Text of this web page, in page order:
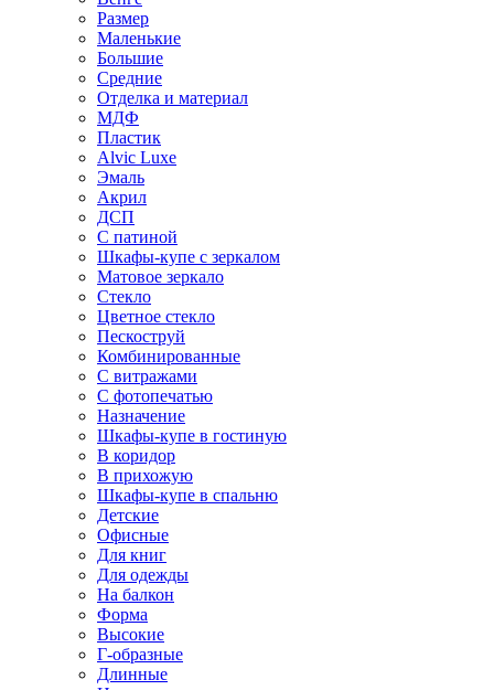
Размер
Маленькие
Большие
Средние
Отделка и материал
МДФ
Пластик
Alvic Luxe
Эмаль
Акрил
ДСП
С патиной
Шкафы-купе с зеркалом
Матовое зеркало
Стекло
Цветное стекло
Пескоструй
Комбинированные
С витражами
С фотопечатью
Назначение
Шкафы-купе в гостиную
В коридор
В прихожую
Шкафы-купе в спальню
Детские
Офисные
Для книг
Для одежды
На балкон
Форма
Высокие
Г-образные
Длинные